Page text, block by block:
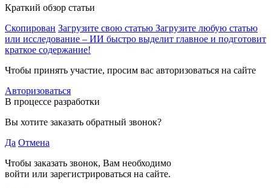
Краткий обзор статьи
Скопирован Загрузите свою статью Загрузите любую статью
или исследование – ИИ быстро выделит главное и подготовит
краткое содержание!
Чтобы принять участие, просим вас авторизоваться на сайте
Авторизоваться
В процессе разработки
Вы хотите заказать обратный звонок?
Да Отмена
Чтобы заказать звонок, Вам необходимо
войти или зарегистрироваться на сайте.